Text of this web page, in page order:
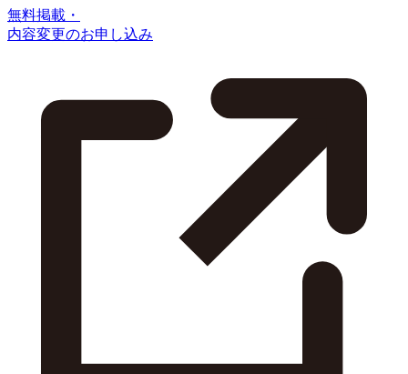
無料掲載・
内容変更のお申し込み